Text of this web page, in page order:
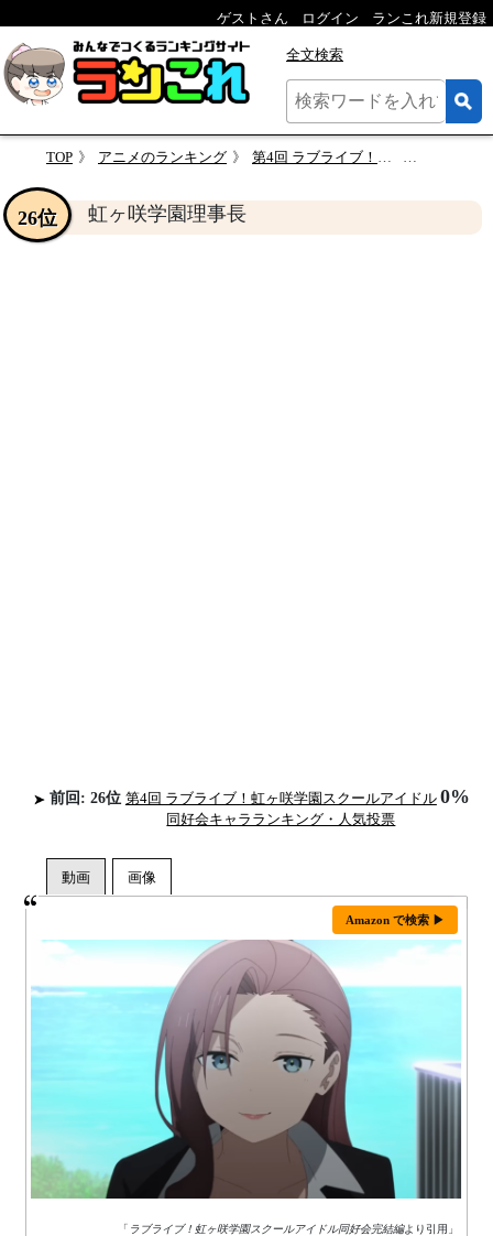
ゲストさん ログイン ランこれ新規登録
全文検索
TOP アニメのランキング 第4回 ラブライブ！虹ヶ咲学園スクールアイドル同好会キャラランキング・人気投票
虹ヶ咲学園理事長
26位
前回: 26位 第4回 ラブライブ！虹ヶ咲学園スクールアイドル
同好会キャラランキング・人気投票
0%
Amazon で検索 ▶
「 ラブライブ！虹ヶ咲学園スクールアイドル同好会完結編より引用」